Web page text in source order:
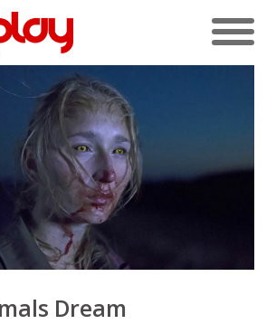
Dream